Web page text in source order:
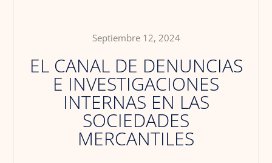
Septiembre 12, 2024
EL CANAL DE DENUNCIAS
E INVESTIGACIONES
INTERNAS EN LAS
SOCIEDADES
MERCANTILES